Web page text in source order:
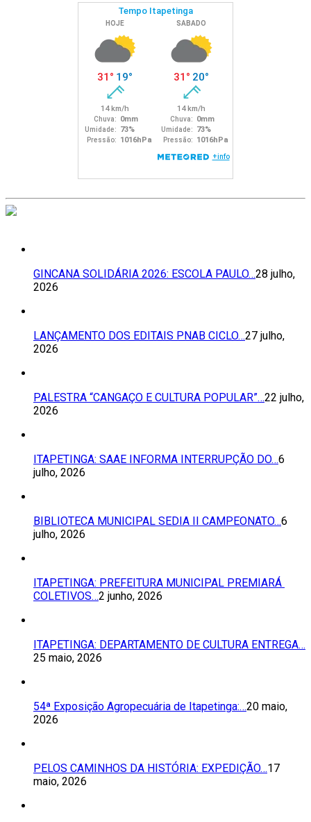
GINCANA SOLIDÁRIA 2026: ESCOLA PAULO…28 julho,
2026
LANÇAMENTO DOS EDITAIS PNAB CICLO…27 julho,
2026
PALESTRA “CANGAÇO E CULTURA POPULAR”…22 julho,
2026
ITAPETINGA: SAAE INFORMA INTERRUPÇÃO DO…6
julho, 2026
BIBLIOTECA MUNICIPAL SEDIA II CAMPEONATO…6
julho, 2026
ITAPETINGA: PREFEITURA MUNICIPAL PREMIARÁ
COLETIVOS…2 junho, 2026
ITAPETINGA: DEPARTAMENTO DE CULTURA ENTREGA…
25 maio, 2026
54ª Exposição Agropecuária de Itapetinga:…20 maio,
2026
PELOS CAMINHOS DA HISTÓRIA: EXPEDIÇÃO…17
maio, 2026